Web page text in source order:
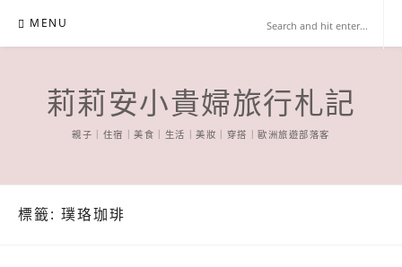
content
MENU
莉莉安小貴婦旅行札記
親子｜住宿｜美食｜生活｜美妝｜穿搭｜歐洲旅遊部落客
標籤: 璞珞珈琲